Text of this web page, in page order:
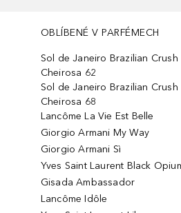
OBLÍBENÉ V PARFÉMECH
Sol de Janeiro Brazilian Crush
Cheirosa 62
Sol de Janeiro Brazilian Crush
Cheirosa 68
Lancôme La Vie Est Belle
Giorgio Armani My Way
Giorgio Armani Sì
Yves Saint Laurent Black
Gisada Ambassador
Lancôme Idôle